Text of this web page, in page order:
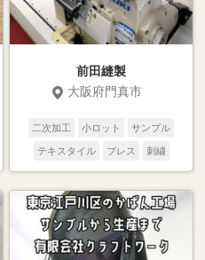
前田縫製
大阪府門真市
二次加工 小ロット サンプル
テキスタイル プレス 刺繍
プリント 縫製 裁断 パターン